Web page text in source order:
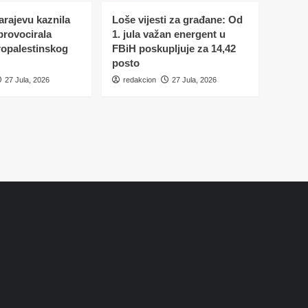
kaznila
27 Jula, 2026
Loše vijesti za građane: Od
1. jula važan energent u
FBiH poskupljuje za 14,42
posto
redakcion 27 Jula, 2026